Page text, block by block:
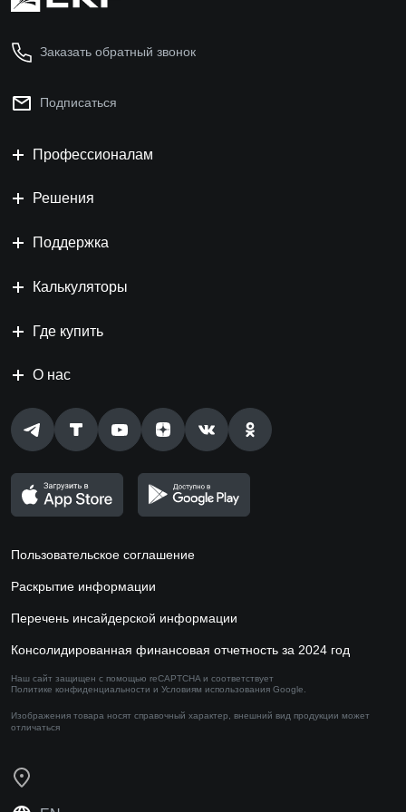
Заказать обратный звонок
Подписаться
Профессионалам
Решения
Поддержка
Калькуляторы
Где купить
О нас
Пользовательское соглашение
Раскрытие информации
Перечень инсайдерской информации
Консолидированная финансовая отчетность за 2024 год
Наш сайт защищен с помощью reCAPTCHA и соответствует
Политике конфиденциальности и Условиям использования Google.
Изображения товара носят справочный характер, внешний вид продукции может
отличаться